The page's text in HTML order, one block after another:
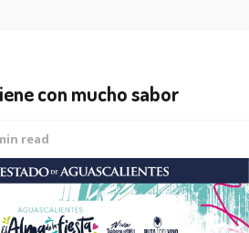
con mucho sabor
read